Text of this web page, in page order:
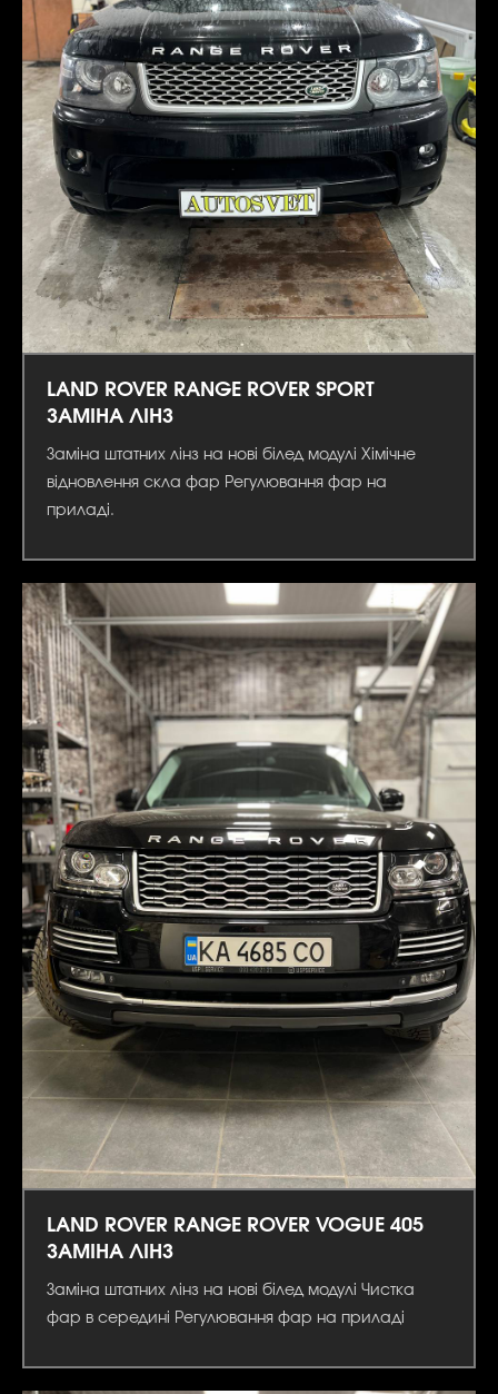
LAND ROVER RANGE ROVER SPORT
ЗАМІНА ЛІНЗ
Заміна штатних лінз на нові білед модулі Хімічне
відновлення скла фар Регулювання фар на
приладі.
LAND ROVER RANGE ROVER VOGUE 405
ЗАМІНА ЛІНЗ
Заміна штатних лінз на нові білед модулі Чистка
фар в середині Регулювання фар на приладі